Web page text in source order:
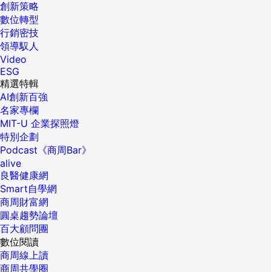
創新策略
數位轉型
行銷密技
領導馭人
Video
ESG
精選特輯
AI創新百強
名家專欄
MIT-U 企業探照燈
特別企劃
Podcast《商周Bar》
alive
良醫健康網
Smart自學網
商周財富網
圓桌趨勢論壇
百大顧問團
數位閱讀
商周線上讀
商周共學圈